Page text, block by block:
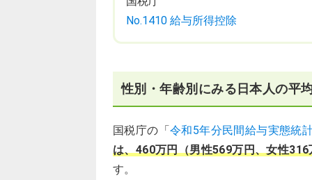
No.1410 給与所得控除
性別・年齢別にみる日本人の平
国税庁の「令和5年分民間給与実態統
は、460万円（男性569万円、女性
す。